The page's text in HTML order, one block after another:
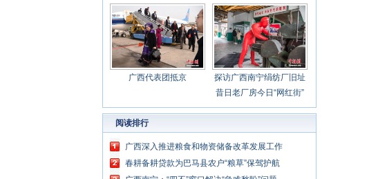
广西代表团抵京
探访广西南宁绢纺厂旧址
昔日老厂房今日“网红街”
阅读排行
广西深入推进粮食和物资储备改革发展工作
春耕备耕贷款为巴马县农户“粮草”保驾护航